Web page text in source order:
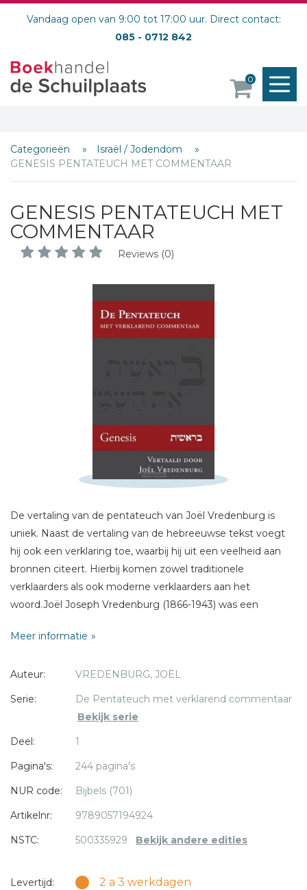
Vandaag open van 9:00 tot 17:00 uur. Direct contact:
085 - 0712 842
0
Categorieën
Israël / Jodendom
GENESIS PENTATEUCH MET COMMENTAAR
GENESIS PENTATEUCH MET
COMMENTAAR
Reviews (0)
De vertaling van de pentateuch van Joël Vredenburg is
uniek. Naast de vertaling van de hebreeuwse tekst voegt
hij ook een verklaring toe, waarbij hij uit een veelheid aan
bronnen citeert. Hierbij komen zowel traditionele
verklaarders als ook moderne verklaarders aan het
woord.Joël Joseph Vredenburg (1866-1943) was een
aan het Nederlands Israëlitisch Seminarium. In 1918 werd hij
een wetenschappelijke instelling en heeft dan ook veel
gepubliceerd op joods-wetenschappelijk gebied. Zijn
vertaling van de pentateuch is zijn bekendste werk.
Meer informatie
Auteur:
VREDENBURG, JOËL
Serie:
De Pentateuch met verklarend commentaar
Bekijk serie
Deel:
1
Pagina's:
244 pagina's
NUR code:
Bijbels (701)
Artikelnr:
9789057194924
NSTC:
500335929 Bekijk andere edities
Levertijd: 2 a 3 werkdagen
Sterren
Naam *
E-mail *
Titel *
* = verplicht